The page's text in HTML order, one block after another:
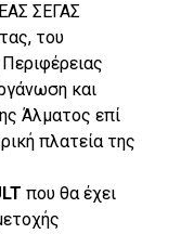
ΣΕΓΑΣ
του
και
Άλματος επί
πλατεία της
που θα έχει